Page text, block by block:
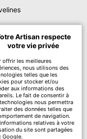
toit Yvelines
Artisan respecte
votre vie privée
offrir les meilleures
nous utilisons des
telles que les
pour stocker et/ou
aux informations des
Le fait de consentir à
nous permettra
des données telles que
de navigation.
relatives à votre
du site sont partagées
Google.